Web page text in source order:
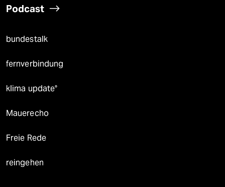
Podcast
bundestalk
fernverbindung
klima update°
Mauerecho
Freie Rede
reingehen